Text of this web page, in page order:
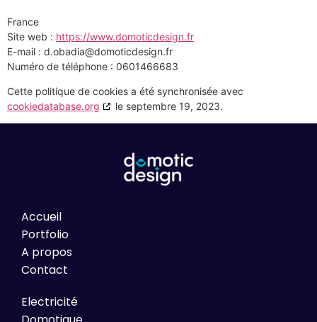
France
Site web : https://www.domoticdesign.fr
E-mail : d.obadia@domoticdesign.fr
Numéro de téléphone : 0601466683
Cette politique de cookies a été synchronisée avec
cookiedatabase.org
le septembre 19, 2023.
Accueil
Portfolio
A propos
Contact
Electricité